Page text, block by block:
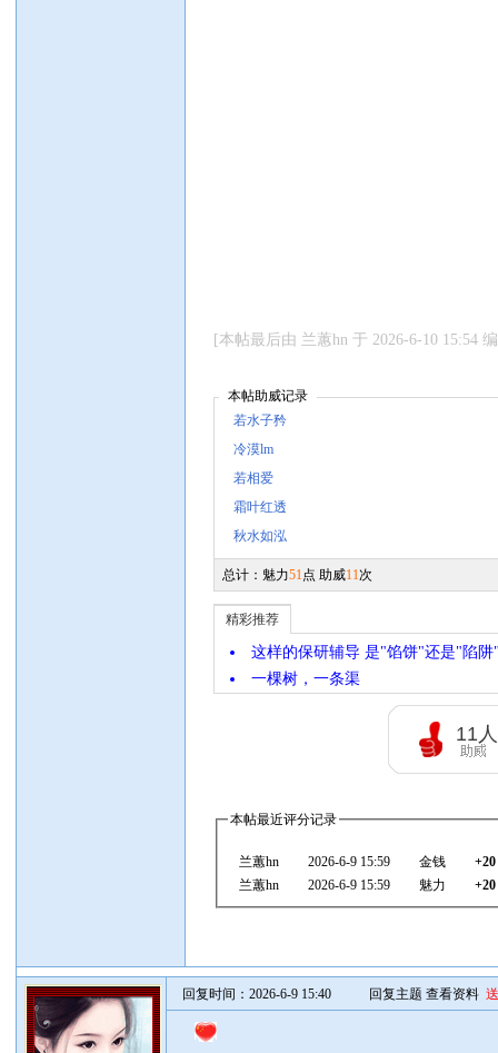
[本帖最后由 兰蕙hn 于 2026-6-10 15:54
本帖助威记录
若水子矜
冷漠lm
若相爱
霜叶红透
秋水如泓
总计：魅力51点 助威11次
精彩推荐
这样的保研辅导 是"馅饼"还是"陷阱
一棵树，一条渠
11 人
本帖最近评分记录
兰蕙hn 2026-6-9 15:59 金钱
+20
兰蕙hn
2026-6-9 15:59 魅力 +20
回复时间：2026-6-9 15:40 回复主题 查看资料